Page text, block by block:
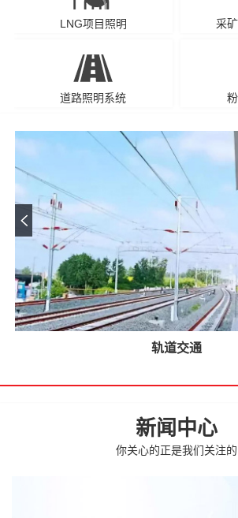
LNG项目照明 采
道路照明系统
轨道交通
新闻中心
你关心的正是我们关注的